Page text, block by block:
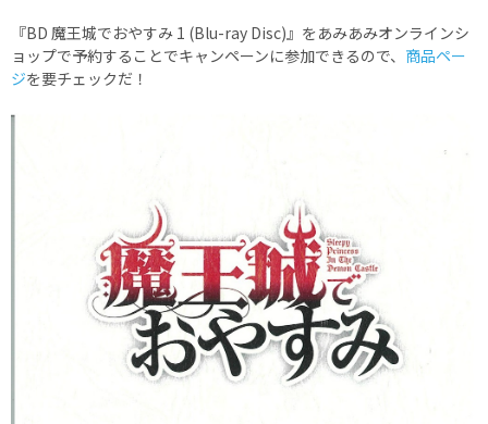
『BD 魔王城でおやすみ 1 (Blu-ray Disc)』をあみあみオンラインシ
ョップで予約することでキャンペーンに参加できるので、 商品ペー
ジを要チェックだ！